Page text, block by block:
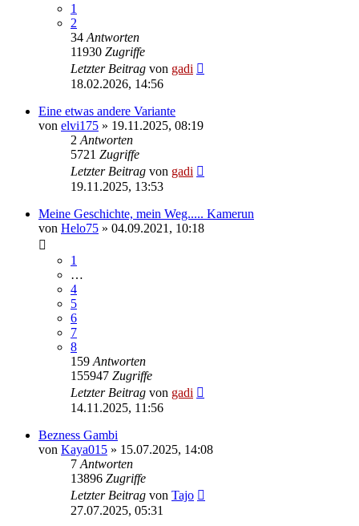
1
2
34 Antworten
11930 Zugriffe
Letzter Beitrag von gadi
18.02.2026, 14:56
Eine etwas andere Variante
von elvi175 » 19.11.2025, 08:19
2 Antworten
5721 Zugriffe
Letzter Beitrag von gadi
19.11.2025, 13:53
Meine Geschichte, mein Weg..... Kamerun
von Helo75 » 04.09.2021, 10:18
1
…
4
5
6
7
8
159 Antworten
155947 Zugriffe
Letzter Beitrag von gadi
14.11.2025, 11:56
Bezness Gambi
von Kaya015 » 15.07.2025, 14:08
7 Antworten
13896 Zugriffe
Letzter Beitrag von Tajo
27.07.2025, 05:31